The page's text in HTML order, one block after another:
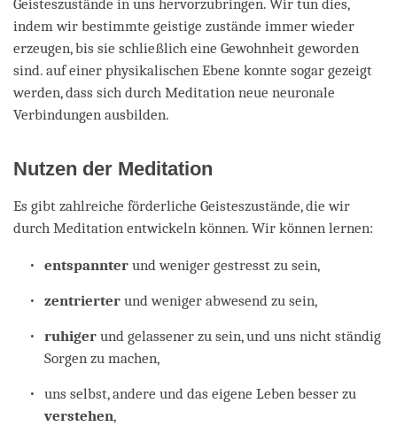
Geisteszustände in uns hervorzubringen. Wir tun dies,
indem wir bestimmte geistige zustände immer wieder
erzeugen, bis sie schließlich eine Gewohnheit geworden
sind. auf einer physikalischen Ebene konnte sogar gezeigt
werden, dass sich durch Meditation neue neuronale
Verbindungen ausbilden.
Nutzen der Meditation
Es gibt zahlreiche förderliche Geisteszustände, die wir
durch Meditation entwickeln können. Wir können lernen:
entspannterund weniger gestresst zu sein,
zentrierterund weniger abwesend zu sein,
ruhiger und gelassener zu sein, und uns nicht ständig
Sorgen zu machen,
uns selbst, andere und das eigene Leben besser zu
verstehen,